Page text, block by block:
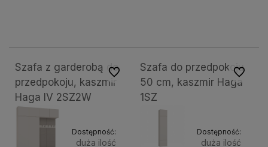
Szafa z garderobą do
przedpokoju, kaszmir
Haga IV 2SZ2W
Dostępność:
duża ilość
Do ulubionychSzafa do przedpokoju
50 cm, kaszmir Haga
1SZ
Dostępność:
duża ilość
Do